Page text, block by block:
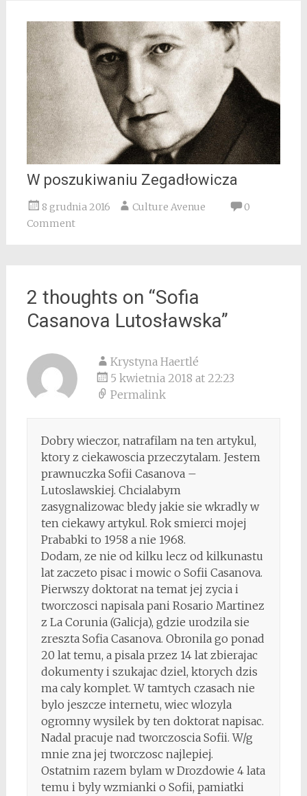
W poszukiwaniu Zegadłowicza
8 grudnia 2016 Culture Avenue
0
Comment
2 thoughts on “Sofia
Casanova Lutosławska”
Krystyna Haertlé
5 kwietnia 2018 at 22:23
Permalink
Dobry wieczor, natrafilam na ten artykul,
ktory z ciekawoscia przeczytalam. Jestem
prawnuczka Sofii Casanova –
Lutoslawskiej. Chcialabym
zasygnalizowac bledy jakie sie wkradly w
ten ciekawy artykul. Rok smierci mojej
Prababki to 1958 a nie 1968.
Dodam, ze nie od kilku lecz od kilkunastu
lat zaczeto pisac i mowic o Sofii Casanova.
Pierwszy doktorat na temat jej zycia i
tworczosci napisala pani Rosario Martinez
z La Corunia (Galicja), gdzie urodzila sie
zreszta Sofia Casanova. Obronila go ponad
20 lat temu, a pisala przez 14 lat zbierajac
dokumenty i szukajac dziel, ktorych dzis
ma caly komplet. W tamtych czasach nie
bylo jeszcze internetu, wiec wlozyla
ogromny wysilek by ten doktorat napisac.
Nadal pracuje nad tworczoscia Sofii. W/g
mnie zna jej tworczosc najlepiej.
Ostatnim razem bylam w Drozdowie 4 lata
temu i byly wzmianki o Sofii, pamiatki